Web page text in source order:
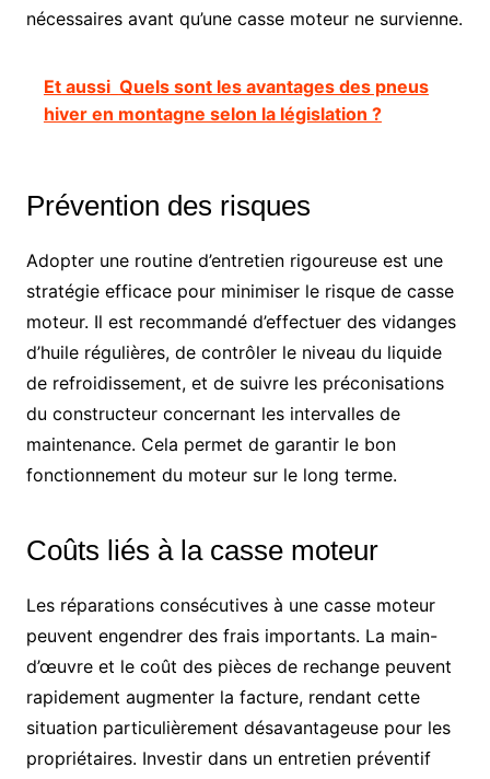
nécessaires avant qu’une casse moteur ne survienne.
Et aussi Quels sont les avantages des pneus
hiver en montagne selon la législation ?
Prévention des risques
Adopter une routine d’entretien rigoureuse est une
stratégie efficace pour minimiser le risque de casse
moteur. Il est recommandé d’effectuer des vidanges
d’huile régulières, de contrôler le niveau du liquide
de refroidissement, et de suivre les préconisations
du constructeur concernant les intervalles de
maintenance. Cela permet de garantir le bon
fonctionnement du moteur sur le long terme.
Coûts liés à la casse moteur
Les réparations consécutives à une casse moteur
peuvent engendrer des frais importants. La main-
d’œuvre et le coût des pièces de rechange peuvent
rapidement augmenter la facture, rendant cette
situation particulièrement désavantageuse pour les
propriétaires. Investir dans un entretien préventif